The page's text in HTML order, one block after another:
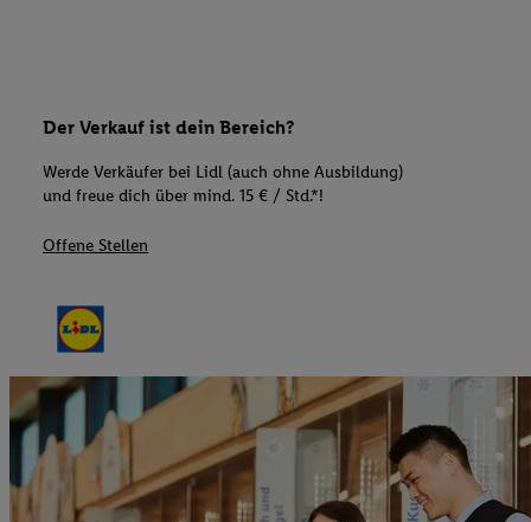
Der Verkauf ist dein Bereich?
Werde Verkäufer bei Lidl (auch ohne Ausbildung)
und freue dich über mind. 15 € / Std.*!
Offene Stellen